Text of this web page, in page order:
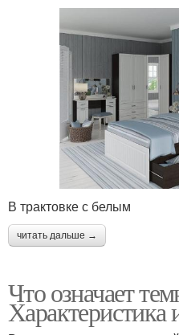
В трактовке с белым
читать дальше →
Что означает
Характеристика